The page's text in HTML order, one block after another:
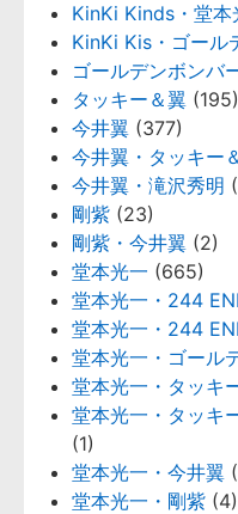
KinKi Kinds・堂本
KinKi Kis・ゴール
ゴールデンボンバ
タッキー＆翼 (195)
今井翼 (377)
今井翼・タッキー
今井翼・滝沢秀明
剛紫 (23)
剛紫・今井翼 (2)
堂本光一 (665)
堂本光一・244
堂本光一・244
堂本光一・ゴール
堂本光一・タッキ
堂本光一・タッキ
(1)
堂本光一・今井翼
堂本光一・剛紫 (4)